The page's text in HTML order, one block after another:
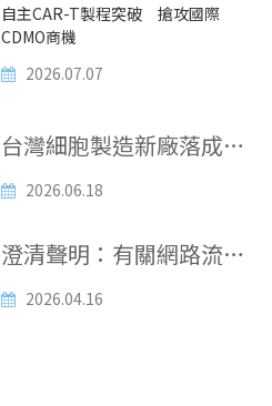
賽道 打造台灣下一座護
國神山
自主CAR-T製程突破 搶攻國際
CDMO商機
2026.07.07
台灣細胞製造新廠落成啟
用，細胞與基因治療產業
2026.06.18
澄清聲明：有關網路流傳
本公司庫藏股認購之不實
2026.04.16